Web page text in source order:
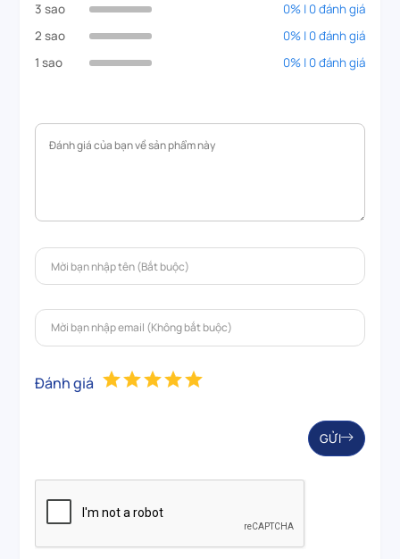
3 sao
0% | 0 đánh giá
2 sao
0% | 0 đánh giá
1 sao
0% | 0 đánh giá
Đánh giá
GỬI